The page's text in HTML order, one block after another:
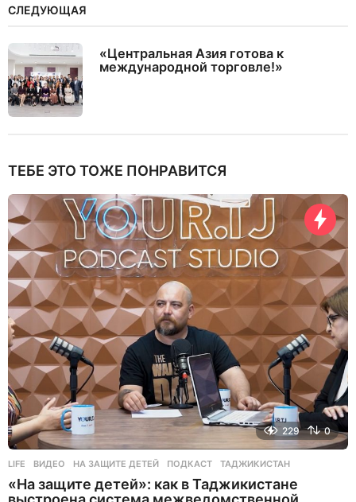
СЛЕДУЮЩАЯ
«Центральная Азия готова к
международной торговле!»
ТЕБЕ ЭТО ТОЖЕ ПОНРАВИТСЯ
229 0
LIFE ВИДЕО ,НА ЗАЩИТЕ ДЕТЕЙ ,ПОДКАСТ ,ТАДЖИКИСТАН
«На защите детей»: как в Таджикистане